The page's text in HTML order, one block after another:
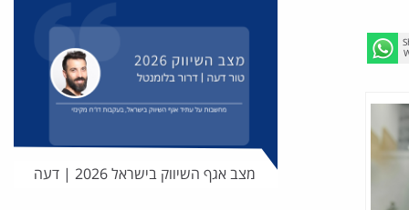
מצב אגף השיווק בישראל 2026 | דעה